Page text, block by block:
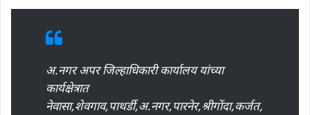
अ.नगर अपर जिल्हाधिकारी कार्यालय यांच्या
कार्यक्षेत्रात
नेवासा,शेवगाव,पाथर्डी,अ.नगर,पारनेर,श्रीगोंदा,कर्जत,